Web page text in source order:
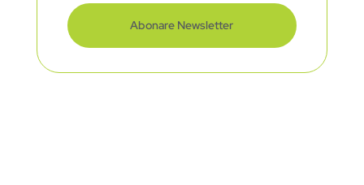
Abonare Newsletter